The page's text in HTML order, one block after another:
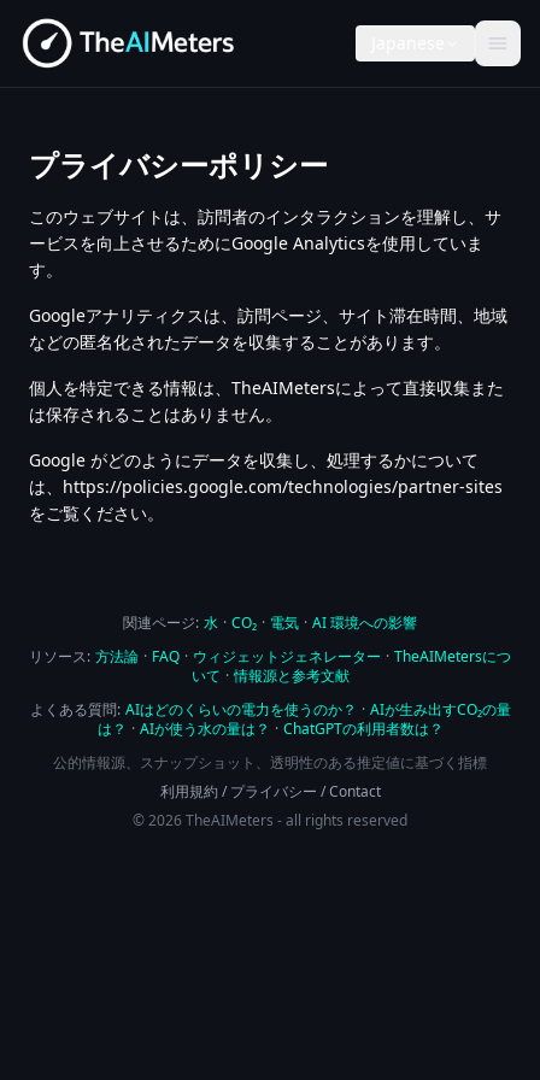
プライバシーポリシー
このウェブサイトは、訪問者のインタラクションを理解し、サ
ービスを向上させるためにGoogle Analyticsを使用していま
す。
Googleアナリティクスは、訪問ページ、サイト滞在時間、地域
などの匿名化されたデータを収集することがあります。
個人を特定できる情報は、TheAIMetersによって直接収集また
は保存されることはありません。
Google がどのようにデータを収集し、処理するかについて
は、https://policies.google.com/technologies/partner-sites
をご覧ください。
関連ページ: 水 · CO₂ · 電気 · AI 環境への影響
リソース: 方法論 · FAQ · ウィジェットジェネレーター · TheAIMetersにつ
いて · 情報源と参考文献
よくある質問: AIはどのくらいの電力を使うのか？ · AIが生み出すCO₂の量
は？ · AIが使う水の量は？ · ChatGPTの利用者数は？
公的情報源、スナップショット、透明性のある推定値に基づく指標
利用規約 /プライバシー /Contact
© 2026 TheAIMeters - all rights reserved